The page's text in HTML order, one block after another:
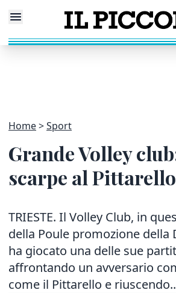
Home Sport
Grande Volley
scarpe al Pittarello
TRIESTE. Il Volley Club, in
della Poule promozione della
ha giocato una delle sue
affrontando un avversario
come il Pittarello e